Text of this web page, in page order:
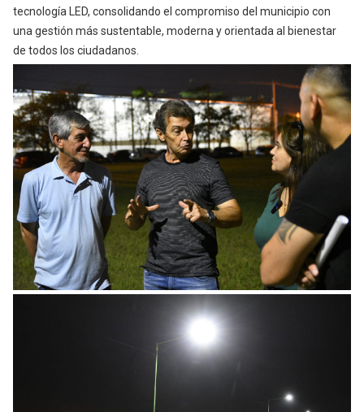
tecnología LED, consolidando el compromiso del municipio con
una gestión más sustentable, moderna y orientada al bienestar
de todos los ciudadanos.